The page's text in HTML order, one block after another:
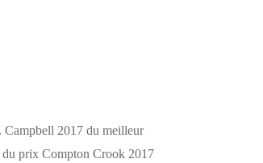
Campbell 2017 du meilleur
du prix Compton Crook 2017